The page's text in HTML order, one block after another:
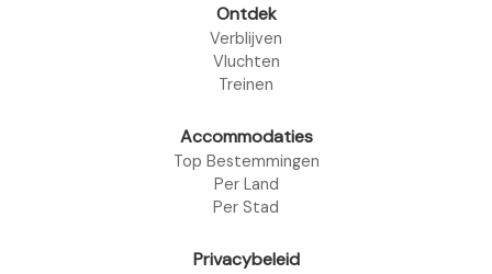
Ontdek
Verblijven
Vluchten
Treinen
Accommodaties
Top Bestemmingen
Per Land
Per Stad
Privacybeleid